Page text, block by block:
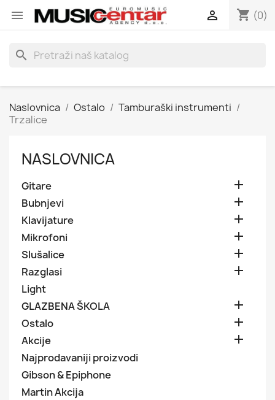
 shopping_cart (0)

search
Naslovnica Ostalo
Tamburaški instrumenti
Trzalice
NASLOVNICA
Gitare 
Bubnjevi 
Klavijature 
Mikrofoni 
Slušalice 
Razglasi 
Light
GLAZBENA ŠKOLA

Ostalo 
Akcije 
Najprodavaniji proizvodi
Gibson & Epiphone
Martin Akcija